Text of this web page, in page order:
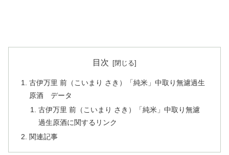
目次
古伊万里 前（こいまり さき）「純米」中取り無濾過生
原酒 データ
古伊万里 前（こいまり さき）「純米」中取り無濾
過生原酒に関するリンク
関連記事